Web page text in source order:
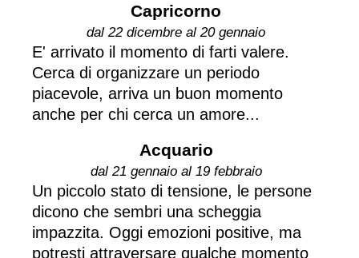
Capricorno
dal 22 dicembre al 20 gennaio
E' arrivato il momento di farti valere.
Cerca di organizzare un periodo
piacevole, arriva un buon momento
anche per chi cerca un amore...
Acquario
dal 21 gennaio al 19 febbraio
Un piccolo stato di tensione, le persone
dicono che sembri una scheggia
impazzita. Oggi emozioni positive, ma
potresti attraversare qualche momento